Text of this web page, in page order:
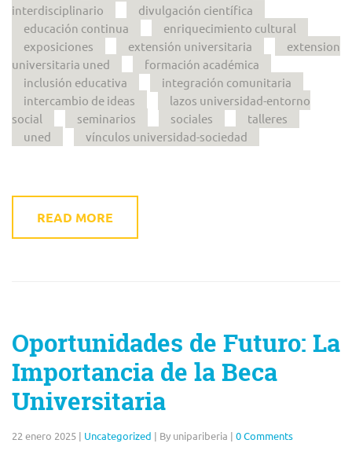
interdisciplinario
divulgación científica
educación continua
enriquecimiento cultural
exposiciones
extensión universitaria
extension
universitaria uned
formación académica
inclusión educativa
integración comunitaria
intercambio de ideas
lazos universidad-entorno
social
seminarios sociales
talleres
uned
vínculos universidad-sociedad
READ MORE
Oportunidades de Futuro: La
Importancia de la Beca
Universitaria
22 enero 2025 | Uncategorized | By unipariberia | 0 Comments